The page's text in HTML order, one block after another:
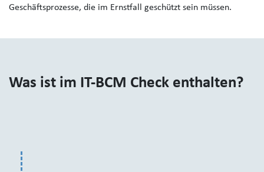
Geschäftsprozesse, die im Ernstfall geschützt sein müssen.
Was ist im IT-BCM Check enthalten?